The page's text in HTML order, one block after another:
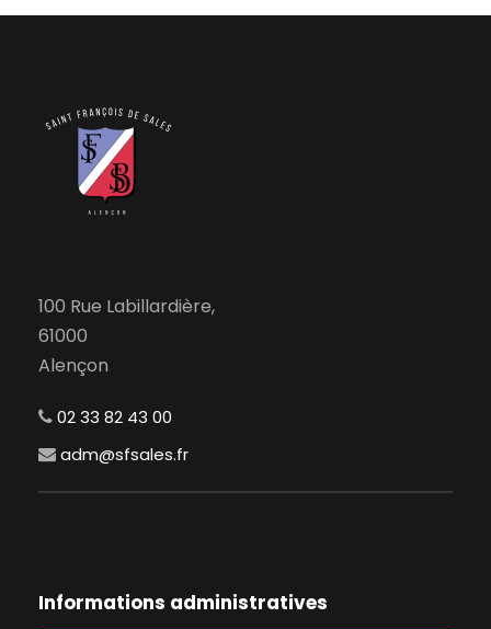
100 Rue Labillardière,
61000
Alençon
02 33 82 43 00
adm@sfsales.fr
Informations administratives